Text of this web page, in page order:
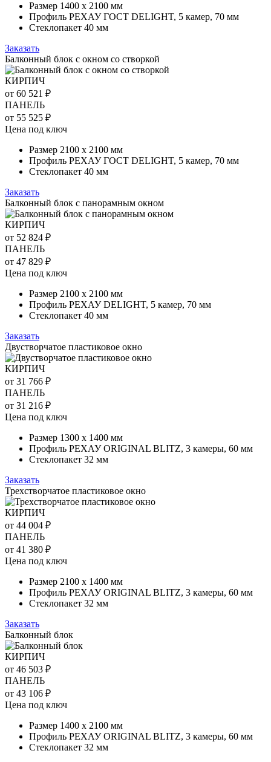
Размер 1400 х 2100 мм
Профиль РЕХАУ ГОСТ DELIGHT, 5 камер, 70 мм
Стеклопакет 40 мм
Заказать
Балконный блок с окном со створкой
КИРПИЧ
от 60 521 ₽
ПАНЕЛЬ
от 55 525 ₽
Цена под ключ
Размер 2100 х 2100 мм
Профиль РЕХАУ ГОСТ DELIGHT, 5 камер, 70 мм
Стеклопакет 40 мм
Заказать
Балконный блок с панорамным окном
КИРПИЧ
от 52 824 ₽
ПАНЕЛЬ
от 47 829 ₽
Цена под ключ
Размер 2100 х 2100 мм
Профиль РЕХАУ DELIGHT, 5 камер, 70 мм
Стеклопакет 40 мм
Заказать
Двустворчатое пластиковое окно
КИРПИЧ
от 31 766 ₽
ПАНЕЛЬ
от 31 216 ₽
Цена под ключ
Размер 1300 х 1400 мм
Профиль РЕХАУ ORIGINAL BLITZ, 3 камеры, 60 мм
Стеклопакет 32 мм
Заказать
Трехстворчатое пластиковое окно
КИРПИЧ
от 44 004 ₽
ПАНЕЛЬ
от 41 380 ₽
Цена под ключ
Размер 2100 х 1400 мм
Профиль РЕХАУ ORIGINAL BLITZ, 3 камеры, 60 мм
Стеклопакет 32 мм
Заказать
Балконный блок
КИРПИЧ
от 46 503 ₽
ПАНЕЛЬ
от 43 106 ₽
Цена под ключ
Размер 1400 х 2100 мм
Профиль РЕХАУ ORIGINAL BLITZ, 3 камеры, 60 мм
Стеклопакет 32 мм